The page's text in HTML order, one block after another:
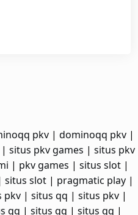
pkv | dominoqq pkv |
| situs pkv games | situs pkv
| pkv games | situs slot|
situs slot | pragmatic play |
pkv | situs qq | situs pkv |
qq | situs qq | situs qq |